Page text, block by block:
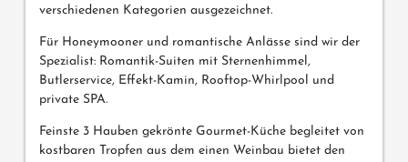
verschiedenen Kategorien ausgezeichnet.
Für Honeymooner und romantische Anlässe sind wir der
Spezialist: Romantik-Suiten mit Sternenhimmel,
Butlerservice, Effekt-Kamin, Rooftop-Whirlpool und
private SPA.
Feinste 3 Hauben gekrönte Gourmet-Küche begleitet von
kostbaren Tropfen aus dem einen Weinbau bietet den